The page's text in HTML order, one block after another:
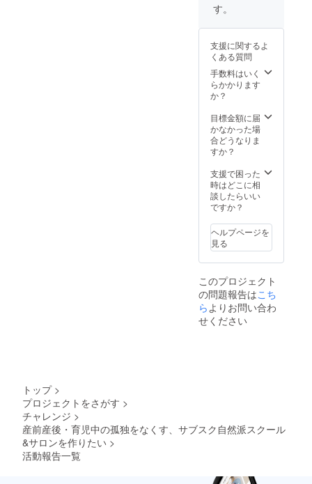
記載す
前と
ホーム
ページ
アドレ
スを購
備考欄
に必ず
お記入
くださ
ネット
ワーク
販売の
企業の
お断り
させて
いただ
いてお
す。 ※
法人で
も個人
でもス
ポン
す。
支援に関するよ
くある質問
手数料はいく
らかかります
か？
目標金額に届
かなかった場
合どうなりま
すか？
支援で困った
時はどこに相
談したらいい
ですか？
ヘルプページを
見る
このプロジェクト
の問題報告はこち
ら よりお問い合わ
せください
トップ >
プロジェクトをさがす >
チャレンジ >
産前産後・育児中の孤独をなくす、サブスク自然派スクール
&サロンを作りたい >
活動報告一覧